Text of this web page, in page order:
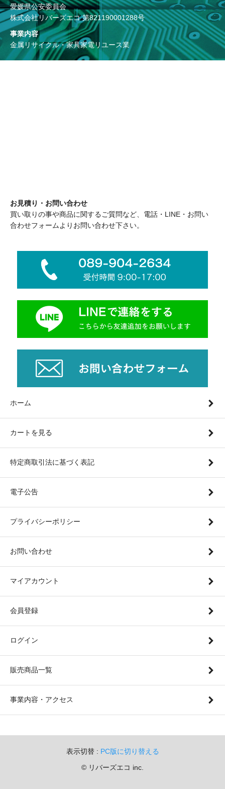
愛媛県公安委員会
株式会社リバーズエコ 第821190001288号
事業内容
金属リサイクル・家具家電リユース業
お見積り・お問い合わせ
買い取りの事や商品に関するご質問など、電話・LINE・お問い
合わせフォームよりお問い合わせ下さい。
ホーム
カートを見る
特定商取引法に基づく表記
電子公告
プライバシーポリシー
お問い合わせ
マイアカウント
会員登録
ログイン
販売商品一覧
事業内容・アクセス
表示切替 : PC版に切り替える
©︎ リバーズエコ inc.